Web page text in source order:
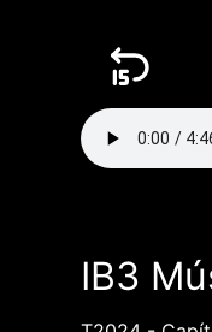
IB3